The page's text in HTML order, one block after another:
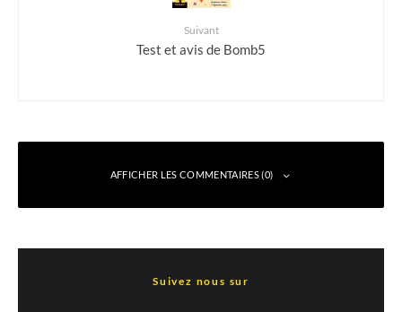
Suivant
Test et avis de Bomb5
AFFICHER LES COMMENTAIRES (0)
Suivez nous sur